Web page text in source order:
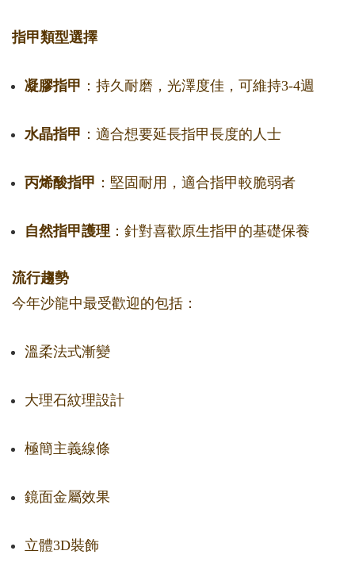
指甲類型選擇
凝膠指甲 ：持久耐磨，光澤度佳，可維持3-4週
水晶指甲 ：適合想要延長指甲長度的人士
丙烯酸指甲 ：堅固耐用，適合指甲較脆弱者
自然指甲護理 ：針對喜歡原生指甲的基礎保養
流行趨勢
今年沙龍中最受歡迎的包括：
溫柔法式漸變
大理石紋理設計
極簡主義線條
鏡面金屬效果
立體3D裝飾